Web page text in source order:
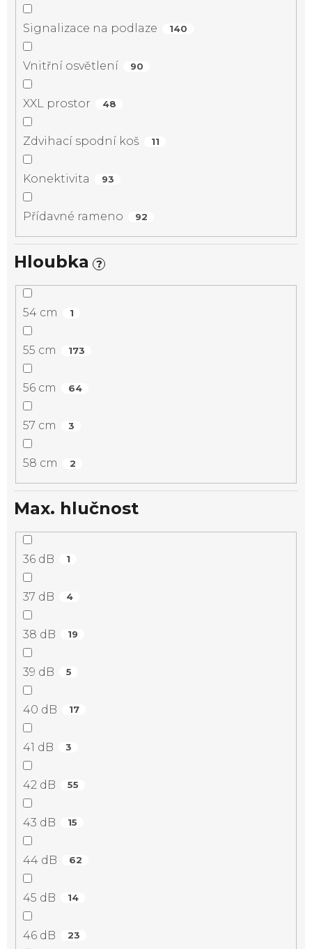
Signalizace na podlaze 140
Vnitřní osvětlení 90
XXL prostor 48
Zdvihací spodní koš 11
Konektivita 93
Přídavné rameno 92
Hloubka ?
54 cm 1
55 cm 173
56 cm 64
57 cm 3
58 cm 2
Max. hlučnost
36 dB 1
37 dB 4
38 dB 19
39 dB 5
40 dB 17
41 dB 3
42 dB 55
43 dB 15
44 dB 62
45 dB 14
46 dB 23